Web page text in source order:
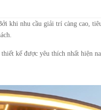
khi nhu cầu giải trí càng cao,
kế được yêu thích nhất hiện